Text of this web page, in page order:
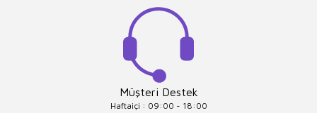
Müşteri Destek
Haftaiçi : 09:00 - 18:00